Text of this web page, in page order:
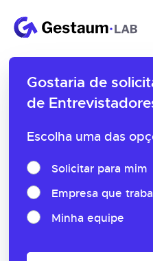
Gostaria de
de
Escolha uma das
Solicitar para mim
Empresa que
Minha equipe